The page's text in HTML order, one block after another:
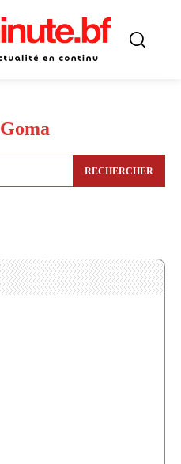
Goma
RECHERCHER